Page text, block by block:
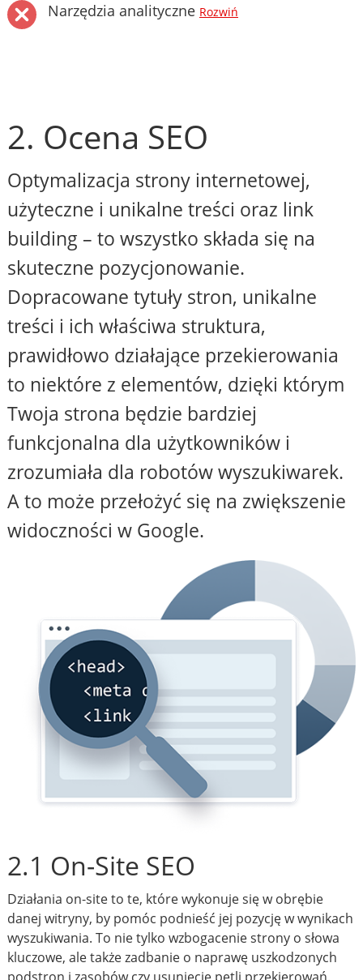
Narzędzia analityczne Rozwiń
2. Ocena SEO
Optymalizacja strony internetowej,
użyteczne i unikalne treści oraz link
building – to wszystko składa się na
skuteczne pozycjonowanie.
Dopracowane tytuły stron, unikalne
treści i ich właściwa struktura,
prawidłowo działające przekierowania
to niektóre z elementów, dzięki którym
Twoja strona będzie bardziej
funkcjonalna dla użytkowników i
zrozumiała dla robotów wyszukiwarek.
A to może przełożyć się na zwiększenie
widoczności w Google.
2.1 On-Site SEO
Działania on-site to te, które wykonuje się w obrębie
danej witryny, by pomóc podnieść jej pozycję w wynikach
wyszukiwania. To nie tylko wzbogacenie strony o słowa
kluczowe, ale także zadbanie o naprawę uszkodzonych
podstron i zasobów czy usunięcie pętli przekierowań.